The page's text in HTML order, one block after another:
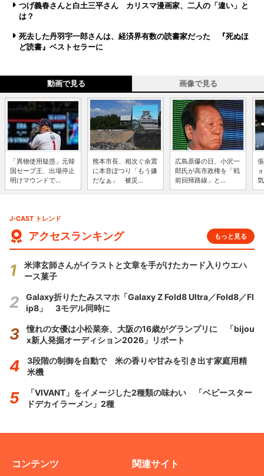
つげ義春さんと白土三平さん カリスマ漫画家、二人の「違い」と
は？
死去した丹羽宇一郎さんは、経済界有数の読書家だった 『死ぬほ
ど読書』ベストセラーに
動画で見る 画像で見る
「異物使用疑惑」元韓
国セーブ王、出場停止
明けマウンドで...
熊本市長、相次ぐ余震
に本音ぽつり「もう嫌
だなぁ」 被災...
広島原爆の日、小沢一
郎氏が高市政権を「戦
前回帰路線」と...
J-CAST トレンド
アクセスランキング もっと見る
米津玄師さんがイラストと文章を手がけたカード入りウエハ
ース菓子
Galaxy折りたたみスマホ「Galaxy Z Fold8 Ultra／Fold8／Fl
ip8」 3モデル同時に
憧れの女優は小松菜奈、大阪の16歳がグランプリに 「bijou
x新人発掘オーディション2026」リポート
3段階の制御を自動で 米の香りや甘みを引き出す家庭用精
米機
「VIVANT」をイメージした2種類の味わい 「ベビースター
ドデカイラーメン」2種
コンテンツ 関連サイト